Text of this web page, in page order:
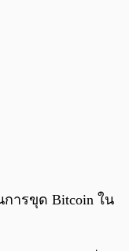
ารขุด Bitcoin ใน